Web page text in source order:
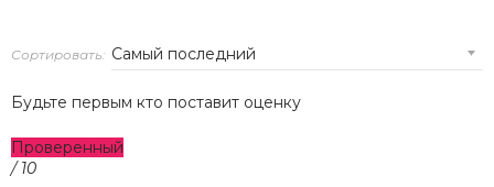
Сортировать:
Будьте первым кто поставит оценку
Проверенный
/ 10